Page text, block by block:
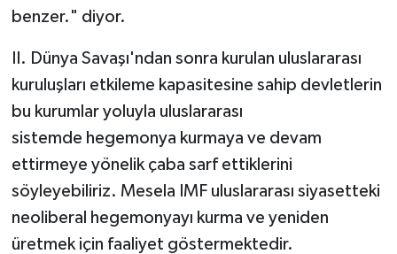
benzer." diyor.
II. Dünya Savaşı'ndan sonra kurulan uluslararası
kuruluşları etkileme kapasitesine sahip devletlerin
bu kurumlar yoluyla uluslararası
sistemde hegemonya kurmaya ve devam
ettirmeye yönelik çaba sarf ettiklerini
söyleyebiliriz. Mesela IMF uluslararası siyasetteki
neoliberal hegemonyayı kurma ve yeniden
üretmek için faaliyet göstermektedir.